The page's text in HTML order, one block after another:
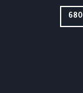
680